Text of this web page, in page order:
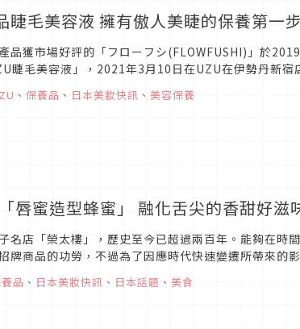
睫毛美容液 擁有傲人美睫的保養第一步
品獲市場好評的「フローフシ(FLOWFUSHI)」於
睫毛美容液」，2021年3月10日在UZU在伊勢丹新
、 保養品 、 日本美妝快訊 、 美容保養
唇蜜造型蜂蜜」 融化舌尖的香甜好滋
名店「榮太樓」，歷史至今已超過兩百年。能夠在時
牌商品的功勞，不過為了因應時代快速變遷所帶來的
品 、 日本美妝快訊 、 日本話題 、 美食